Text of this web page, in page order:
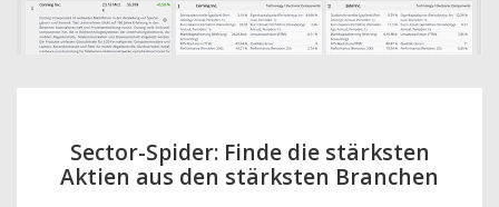
Sector-Spider: Finde die stärksten
Aktien aus den stärksten Branchen